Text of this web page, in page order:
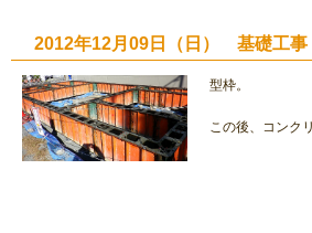
2012年12月09日（日） 基礎工事
型枠。
この後、コンク